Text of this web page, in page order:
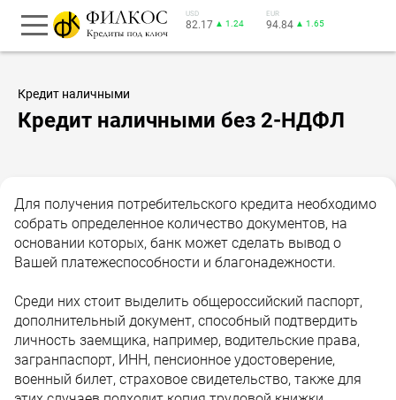
USD
82.17 ▲ 1.24
EUR
94.84 ▲ 1.65
Кредит наличными
Кредит наличными без 2-НДФЛ
Для получения потребительского кредита необходимо
собрать определенное количество документов, на
основании которых, банк может сделать вывод о
Вашей платежеспособности и благонадежности.
Среди них стоит выделить общероссийский паспорт,
дополнительный документ, способный подтвердить
личность заемщика, например, водительские права,
загранпаспорт, ИНН, пенсионное удостоверение,
военный билет, страховое свидетельство, также для